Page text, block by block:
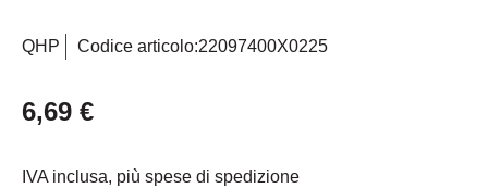
QHP Codice articolo:22097400X0225
6,69 €
IVA inclusa, più spese di spedizione